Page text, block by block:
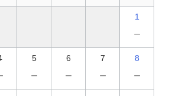
1
－
5
－
6
－
7
－
8
－